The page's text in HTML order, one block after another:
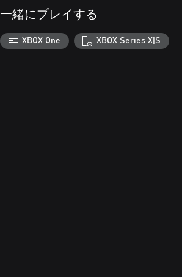
一緒にプレイする
XBOX One XBOX Series X|S